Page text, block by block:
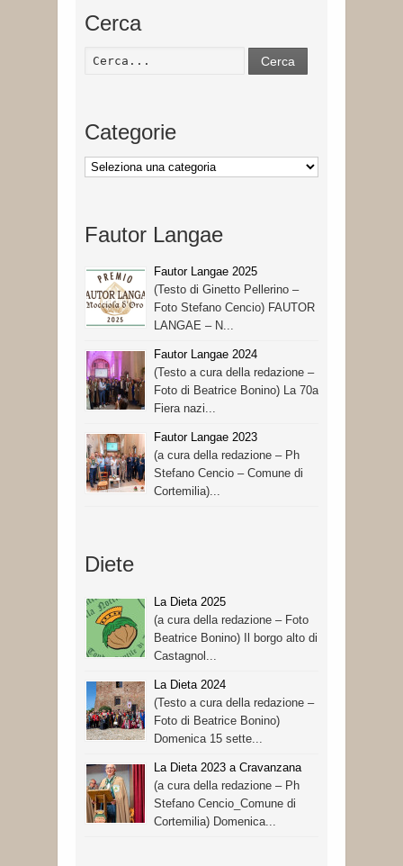
Cerca
Cerca
Categorie
Categorie
Fautor Langae
Fautor Langae 2025
(Testo di Ginetto Pellerino –
Foto Stefano Cencio) FAUTOR
LANGAE – N...
Fautor Langae 2024
(Testo a cura della redazione –
Foto di Beatrice Bonino) La 70a
Fiera nazi...
Fautor Langae 2023
(a cura della redazione – Ph
Stefano Cencio – Comune di
Cortemilia)...
Diete
La Dieta 2025
(a cura della redazione – Foto
Beatrice Bonino) Il borgo alto di
Castagnol...
La Dieta 2024
(Testo a cura della redazione –
Foto di Beatrice Bonino)
Domenica 15 sette...
La Dieta 2023 a Cravanzana
(a cura della redazione – Ph
Stefano Cencio_Comune di
Cortemilia) Domenica...